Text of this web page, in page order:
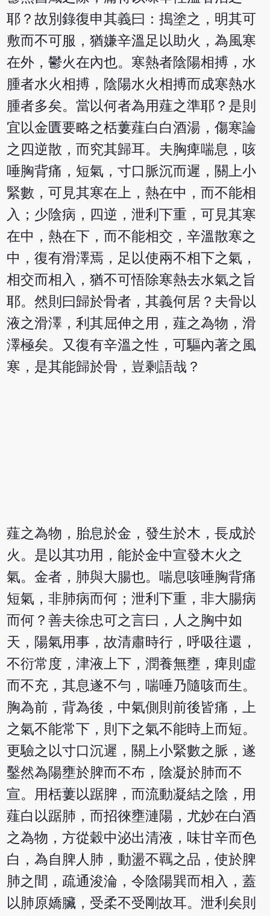
耶？故別錄復申其義曰：搗塗之，明其可
敷而不可服，猶嫌辛溫足以助火，為風寒
在外，鬱火在內也。寒熱者陰陽相搏，水
腫者水火相搏，陰陽水火相搏而成寒熱水
腫者多矣。當以何者為用薤之準耶？是則
宜以金匱要略之栝蔞薤白白酒湯，傷寒論
之四逆散，而究其歸耳。夫胸痺喘息，咳
唾胸背痛，短氣，寸口脈沉而遲，關上小
緊數，可見其寒在上，熱在中，而不能相
入；少陰病，四逆，泄利下重，可見其寒
在中，熱在下，而不能相交，辛溫散寒之
中，復有滑澤焉，足以使兩不相下之氣，
相交而相入，猶不可悟除寒熱去水氣之旨
耶。然則曰歸於骨者，其義何居？夫骨以
液之滑澤，利其屈伸之用，薤之為物，滑
澤極矣。又復有辛溫之性，可驅內著之風
寒，是其能歸於骨，豈剩語哉？
薤之為物，胎息於金，發生於木，長成於
火。是以其功用，能於金中宣發木火之
氣。金者，肺與大腸也。喘息咳唾胸背痛
短氣，非肺病而何；泄利下重，非大腸病
而何？善夫徐忠可之言曰，人之胸中如
天，陽氣用事，故清肅時行，呼吸往還，
不衍常度，津液上下，潤養無壅，痺則虛
而不充，其息遂不勻，喘唾乃隨咳而生。
胸為前，背為後，中氣側則前後皆痛，上
之氣不能常下，則下之氣不能時上而短。
更驗之以寸口沉遲，關上小緊數之脈，遂
鑿然為陽壅於脾而不布，陰凝於肺而不
宣。用栝蔞以踞脾，而流動凝結之陰，用
薤白以踞肺，而招徠壅漣陽，尤妙在白酒
之為物，方從穀中泌出清液，味甘辛而色
白，為自脾人肺，動盪不羈之品，使於脾
肺之間，疏通浚淪，令陰陽巽而相入，蓋
以肺原嬌臟，受柔不受剛故耳。泄利矣則